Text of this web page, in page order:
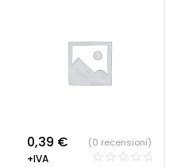
0,39 €
+IVA
(0 recensioni)